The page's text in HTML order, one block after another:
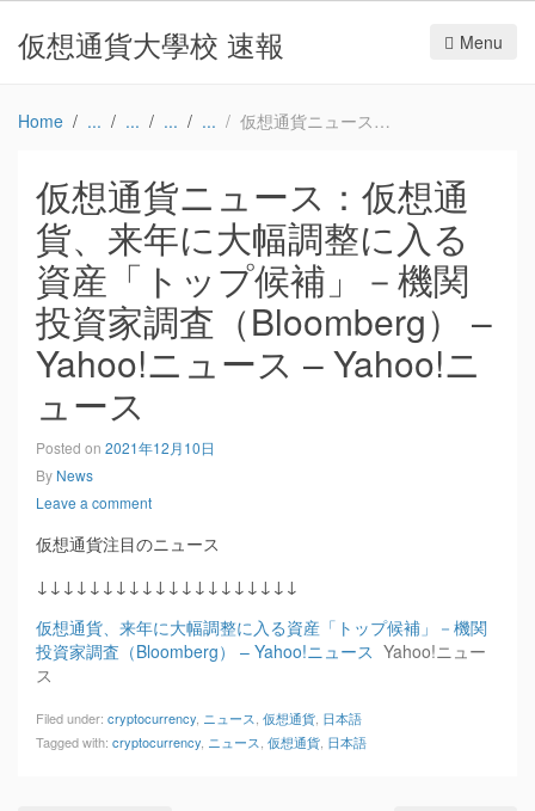
仮想通貨大學校 速報 Menu
Home 仮想通貨ニュース：仮想通貨、来年に大幅調整に入る資産「トップ候補」－機関投資家調査（Bloomberg） – Yahoo!ニュース – Yahoo!ニュース
仮想通貨ニュース：仮想通
貨、来年に大幅調整に入る
資産「トップ候補」－機関
投資家調査（Bloomberg） –
Yahoo!ニュース – Yahoo!ニ
ュース
Posted on 2021年12月10日
By News
Leave a comment
仮想通貨注目のニュース
↓↓↓↓↓↓↓↓↓↓↓↓↓↓↓↓↓↓↓↓
仮想通貨、来年に大幅調整に入る資産「トップ候補」－機関
投資家調査（Bloomberg） – Yahoo!ニュース Yahoo!ニュー
ス
Filed under: cryptocurrency ニュース 仮想通貨 日本語
Tagged with: cryptocurrency ニュース 仮想通貨 日本語